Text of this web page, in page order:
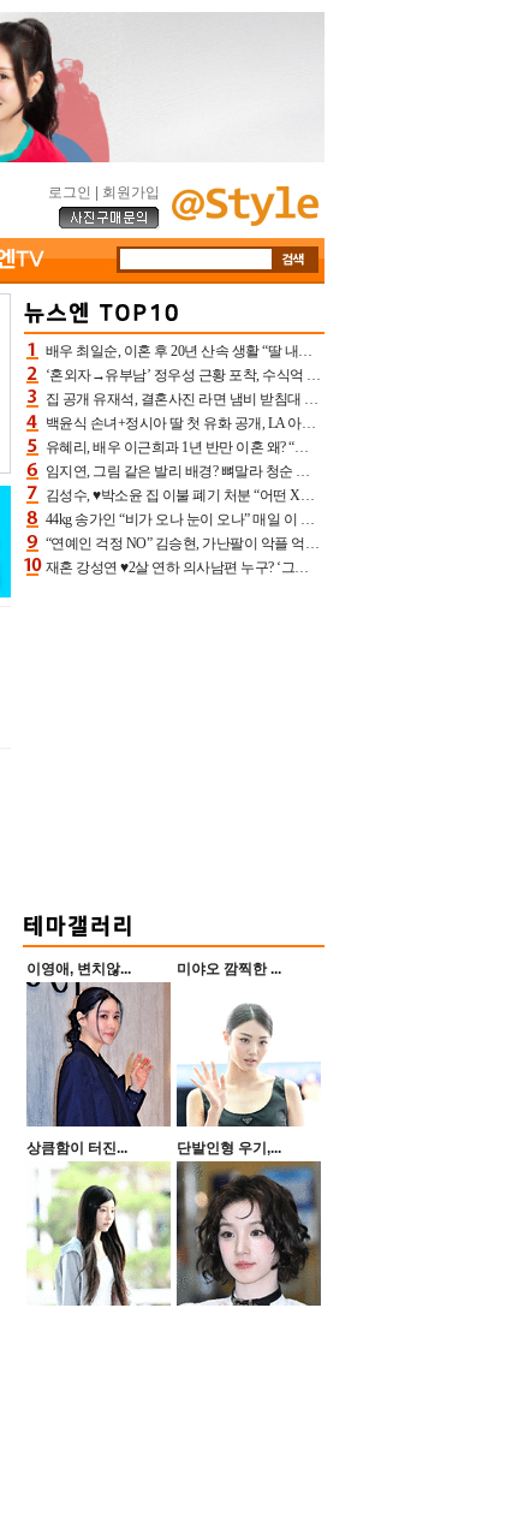
로그인 회원가입
배우 최일순, 이혼 후 20년 산속 생활 “딸 내가 버렸다고 원망‥맘 아파”(특종)[어제TV]
‘혼외자→유부남’ 정우성 근황 포착, 수식억 해킹 피해 후배 만났다 “존경하는”
집 공개 유재석, 결혼사진 라면 냄비 받침대 되고 분노‥가족사진도 피해(놀뭐)[어제TV]
백윤식 손녀+정시아 딸 첫 유화 공개, LA 아트쇼→서울국제조각페스타 작가다운 수준급 실력
유혜리, 배우 이근희과 1년 반만 이혼 왜? “식칼 꽂고 의자 던져” 충격 폭로(특종)[어제TV]
임지연, 그림 같은 발리 배경? 뼈말라 청순 비키니 핏에 상대 안 되네
김성수, ♥박소윤 집 이불 폐기 처분 “어떤 X이랑 썼을지 몰라” 질투(신랑수업2)[어제TV]
44kg 송가인 “비가 오나 눈이 오나” 매일 이 운동, 허벅지 근육량 상승+체지방 감소
“연예인 걱정 NO” 김승현, 가난팔이 악플 억울할만‥아내+딸과 日 여행
재혼 강성연 ♥2살 연하 의사남편 누구? ‘그알’ 자문의에 훈남 비주얼 초엘리트 스펙 [종합]
이영애, 변치않... 미야오 깜찍한 ...
상큼함이 터진... 단발인형 우기,...